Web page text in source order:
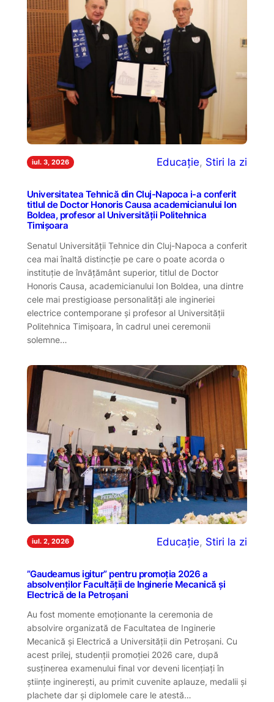
iul. 3, 2026 Educație, Stiri la zi
Universitatea Tehnică din Cluj-Napoca i-a conferit
titlul de Doctor Honoris Causa academicianului Ion
Boldea, profesor al Universității Politehnica
Timișoara
Senatul Universității Tehnice din Cluj-Napoca a conferit
cea mai înaltă distincție pe care o poate acorda o
instituție de învățământ superior, titlul de Doctor
Honoris Causa, academicianului Ion Boldea, una dintre
cele mai prestigioase personalități ale ingineriei
electrice contemporane și profesor al Universității
Politehnica Timișoara, în cadrul unei ceremonii
solemne…
iul. 2, 2026 Educație, Stiri la zi
”Gaudeamus igitur” pentru promoția 2026 a
absolvenților Facultății de Inginerie Mecanică și
Electrică de la Petroșani
Au fost momente emoționante la ceremonia de
absolvire organizată de Facultatea de Inginerie
Mecanică și Electrică a Universității din Petroșani. Cu
acest prilej, studenții promoției 2026 care, după
susținerea examenului final vor deveni licențiați în
științe inginerești, au primit cuvenite aplauze, medalii și
plachete dar și diplomele care le atestă…